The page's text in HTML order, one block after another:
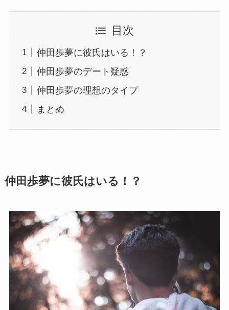
目次
仲田歩夢に彼氏はいる！？
仲田歩夢のデート疑惑
仲田歩夢の理想のタイプ
まとめ
仲田歩夢に彼氏はいる！？